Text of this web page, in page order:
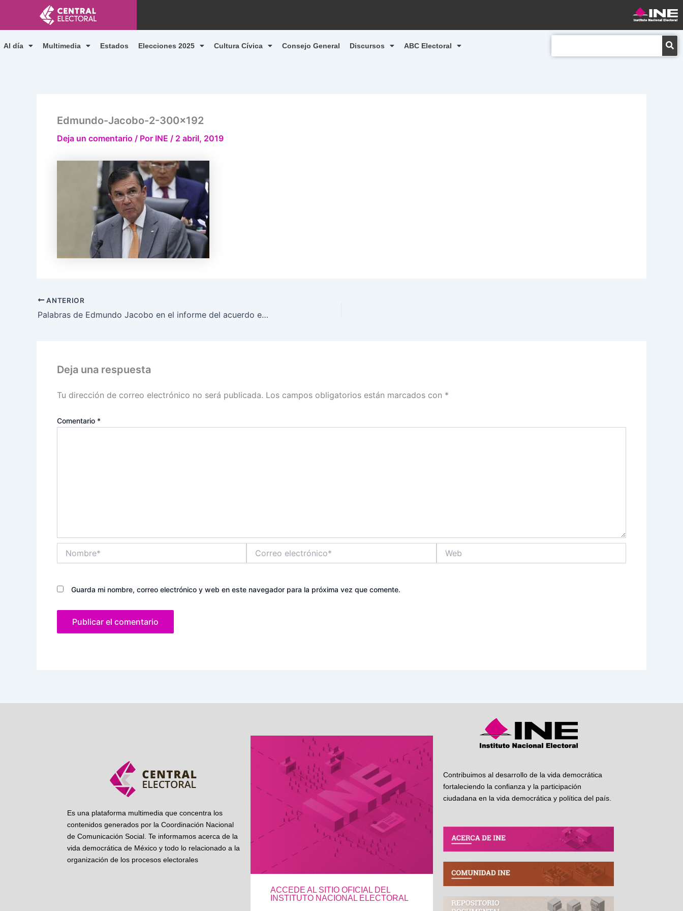
contenido
Al día Multimedia Estados Elecciones 2025 Cultura Cívica Consejo General Discursos ABC Electoral
Edmundo-Jacobo-2-300×192
Deja un comentario / Por INE / 2 abril, 2019
ANTERIOR
Palabras de Edmundo Jacobo en el informe del acuerdo emitido por la Junta General Ejecutiva para que las Oficialías de Partes del INE se abstengan de recibir obsequios
Deja una respuesta
Tu dirección de correo electrónico no será publicada. Los campos obligatorios están marcados con *
Comentario *
electrónico*
Guarda mi nombre, correo electrónico y web en este navegador para la próxima vez que comente.
Es una plataforma multimedia que concentra los
contenidos generados por la Coordinación Nacional
de Comunicación Social. Te informamos acerca de la
vida democrática de México y todo lo relacionado a la
organización de los procesos electorales
ACCEDE AL SITIO OFICIAL DEL
INSTITUTO NACIONAL ELECTORAL
Contribuimos al desarrollo de la vida democrática
fortaleciendo la confianza y la participación
ciudadana en la vida democrática y política del país.